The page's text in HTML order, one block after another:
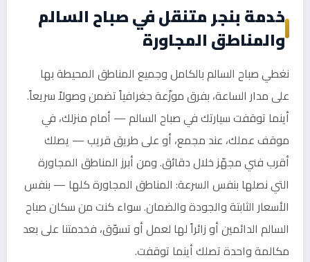
خدمة بنجر متنقل في صباح السالم
والمناطق المجاورة
نغطي صباح السالم بالكامل وجميع المناطق المحيطة بها
على مدار الساعة، بفرق موزّعة جغرافياً تضمن وصولاً سريعاً.
أينما توقفت سيارتك في صباح السالم — أمام منزلك، في
موقف عملك، عند مجمع، أو على طريق قريب — يصلك
أقرب فني مجهّز خلال دقائق. ومن أبرز المناطق المجاورة
التي نصلها بنفس السرعة: المناطق المجاورة كلها — بنفس
الأسعار الثابتة والجودة والضمان. سواء كنت من سكان صباح
السالم الدائمين أو زائراً لها لعمل أو تسوّق، فخدمتنا على بعد
مكالمة واحدة تصلك أينما توقفت.